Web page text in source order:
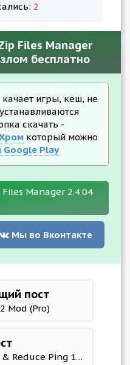
2
Files Manager
бесплатно
качает игры, кеш, не
скачать -
который можно
Google Play
Manager 2.4.04
Мы во Вконтакте
пост
Mod (Pro)
FKey: Boost Game & Reduce Ping 1.1.5 Мод (полная версия)